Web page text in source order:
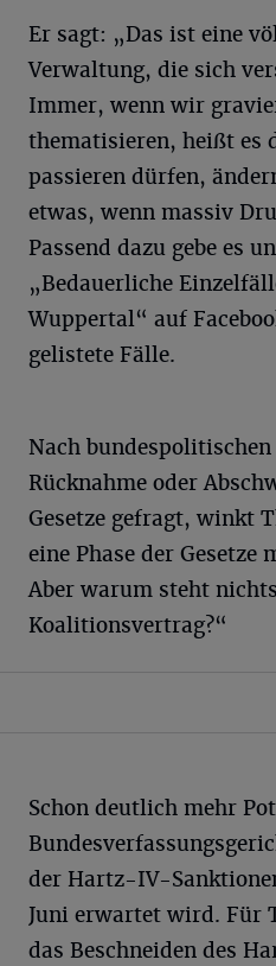
Er sagt: „Das ist eine
Verwaltung, die sich
Immer, wenn wir
thematisieren, heißt es
passieren dürfen,
etwas, wenn massiv
Passend dazu gebe es
„Bedauerliche
Wuppertal“ auf
gelistete Fälle.
Nach bundespolitischen
Rücknahme oder
Gesetze gefragt, winkt
eine Phase der Gesetze
Aber warum steht
Koalitionsvertrag?“
Schon deutlich mehr
der Hartz-IV-
Juni erwartet wird. Für
das Beschneiden des